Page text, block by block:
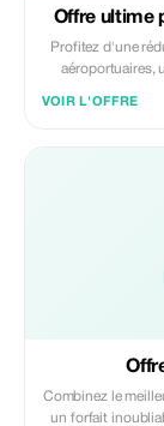
Offre ultime
Profitez d'une
aéroportuaires,
excursion safari
sauvage du
VOIR L'OFFRE
Combinez le
un forfait